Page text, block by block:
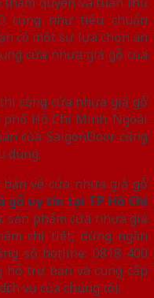
cũng như tiêu chuẩn
có một sự lựa chọn an
cửa nhựa giả gỗ của
công cửa nhựa giả gỗ
Hồ Chí Minh. Ngoài
của SaigonDoor cũng
dùng.
về cửa nhựa giả gỗ
uy tín tại TP Hồ Chí
sản phẩm cửa nhựa giả
chi tiết, đừng ngần
số hotline: 0818 400
hỗ trợ bạn và cung cấp
vụ của chúng tôi.